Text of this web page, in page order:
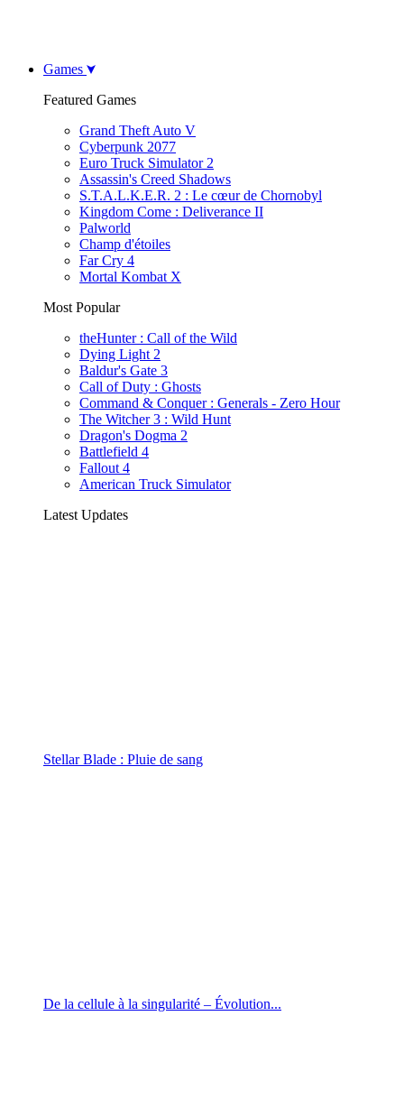
Games
Featured Games
Grand Theft Auto V
Cyberpunk 2077
Euro Truck Simulator 2
Assassin's Creed Shadows
S.T.A.L.K.E.R. 2 : Le cœur de Chornobyl
Kingdom Come : Deliverance II
Palworld
Champ d'étoiles
Far Cry 4
Mortal Kombat X
Most Popular
theHunter : Call of the Wild
Dying Light 2
Baldur's Gate 3
Call of Duty : Ghosts
Command & Conquer : Generals - Zero Hour
The Witcher 3 : Wild Hunt
Dragon's Dogma 2
Battlefield 4
Fallout 4
American Truck Simulator
Latest Updates
Stellar Blade : Pluie de sang
De la cellule à la singularité – Évolution...